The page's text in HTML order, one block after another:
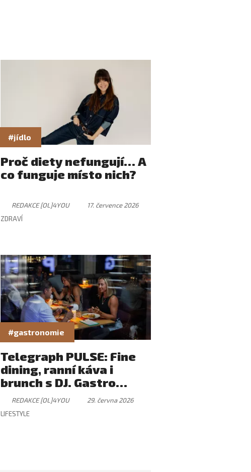
#jídlo
Proč diety nefungují… A
co funguje místo nich?
REDAKCE [OL]4YOU
17. července 2026
ZDRAVÍ
#gastronomie
Telegraph PULSE: Fine
dining, ranní káva i
brunch s DJ. Gastro
zážitek, který má svůj
rytmus
REDAKCE [OL]4YOU
29. června 2026
LIFESTYLE